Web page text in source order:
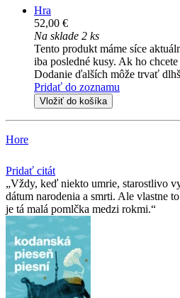
Hra
52,00 €
Na sklade 2 ks
Tento produkt máme síce
iba posledné kusy. Ak ho
Dodanie ďalších môže trvať
Pridať do zoznamu
Vložiť do košíka
Hore
Pridať citát
Vždy, keď niekto umrie, starostlivo
dátum narodenia a smrti. Ale vlastne
je tá malá pomlčka medzi rokmi.